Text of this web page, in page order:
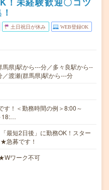
土日祝日が休み WEB登録OK
県)駅から---分／多々良駅から--
渡瀬(群馬県)駅から---分
す！＜勤務時間の例＞8:00～
18:…
短2日後」に勤務OK！スター
急募です！
ワーク不可